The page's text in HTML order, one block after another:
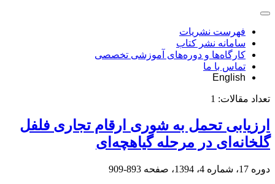
فهرست نشریات
سامانه نشر کتاب
کارگاه‌ها و دوره‌های آموزشی تخصصی
تماس با ما
English
تعداد مقالات: 1
ارزیابی تحمل به شوری ارقام تجاری فلفل
گلخانه‌ای در مرحله گیاهچه‌ای
دوره 17، شماره 4، 1394، صفحه 893-909